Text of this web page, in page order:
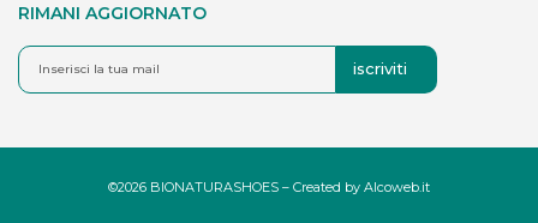
RIMANI AGGIORNATO
iscriviti
©2026 BIONATURASHOES – Created by Alcoweb.it